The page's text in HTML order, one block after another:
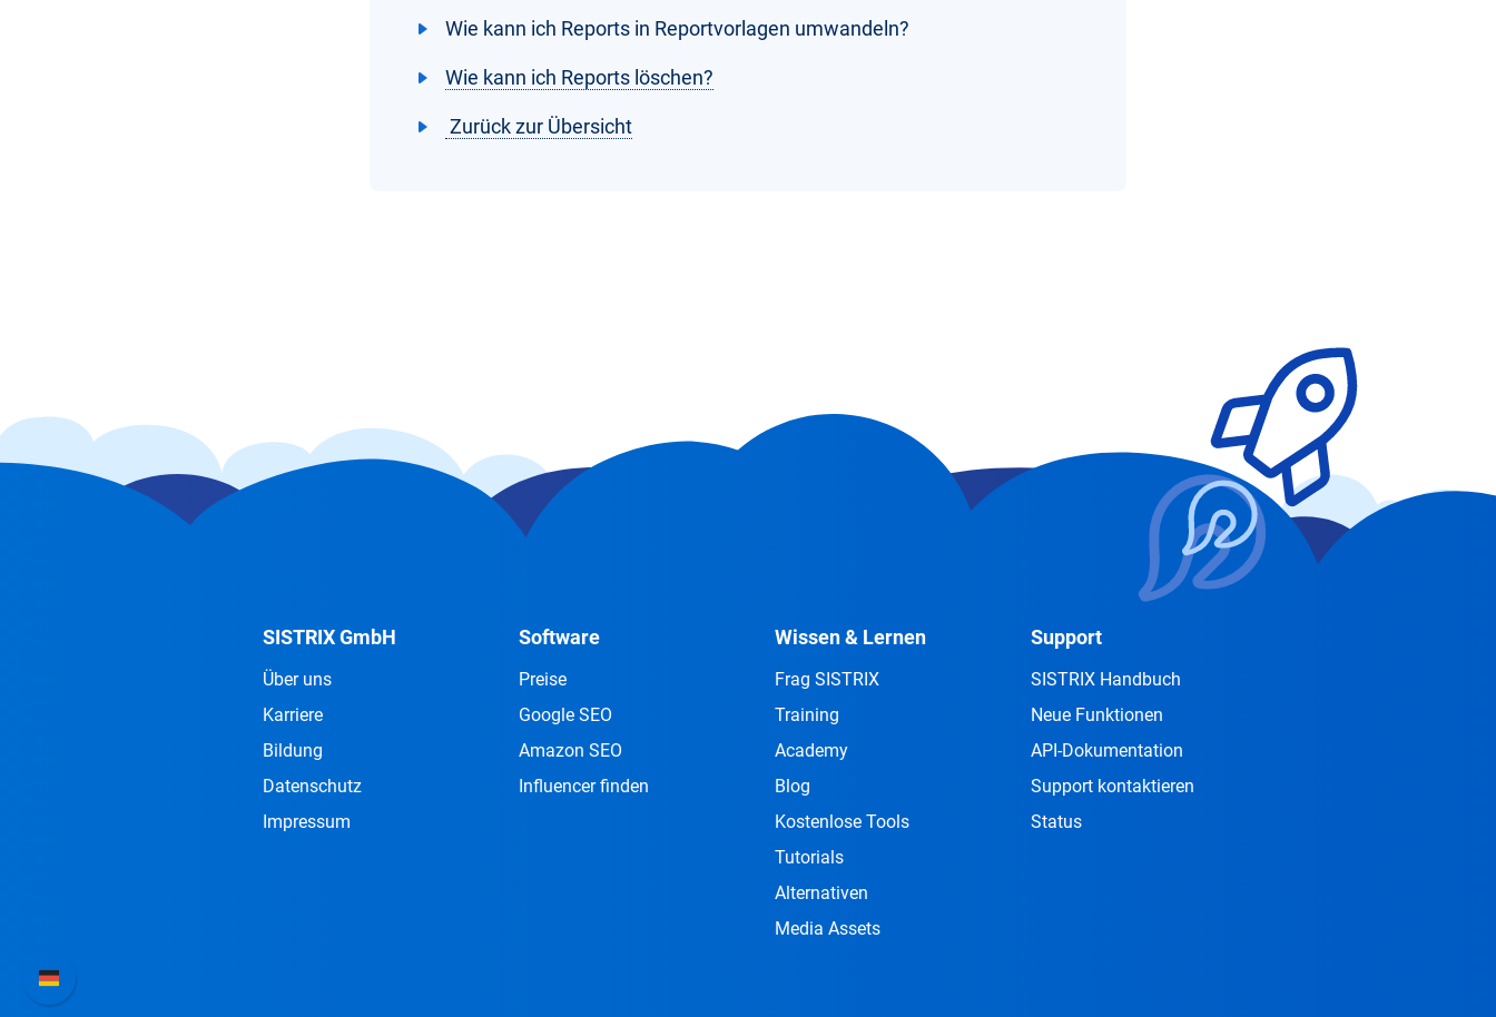
Wie kann ich Reports in Reportvorlagen umwandeln?
Wie kann ich Reports löschen?
Zurück zur Übersicht
SISTRIX GmbH
Über uns
Karriere
Bildung
Datenschutz
Impressum
Software
Preise
Google SEO
Amazon SEO
Influencer finden
Wissen & Lernen
Frag SISTRIX
Training
Academy
Blog
Kostenlose Tools
Tutorials
Alternativen
Media Assets
Support
SISTRIX Handbuch
Neue Funktionen
API-Dokumentation
Support kontaktieren
Status